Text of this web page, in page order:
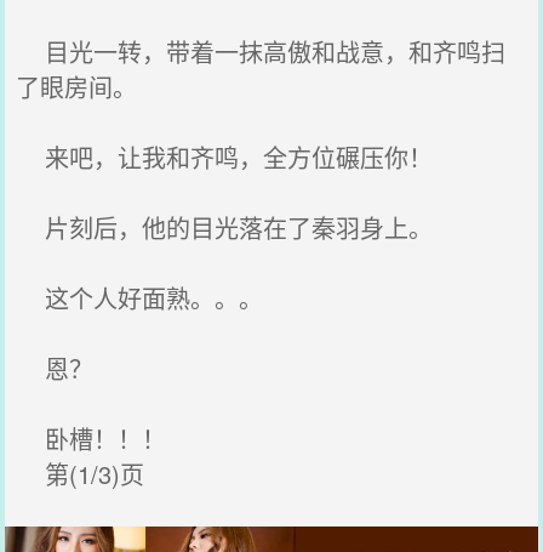
目光一转，带着一抹高傲和战意，和齐鸣扫
了眼房间。
来吧，让我和齐鸣，全方位碾压你！
片刻后，他的目光落在了秦羽身上。
这个人好面熟。。。
恩？
卧槽！！！
第(1/3)页